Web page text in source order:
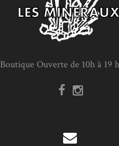
Boutique Ouverte de 10h à 19